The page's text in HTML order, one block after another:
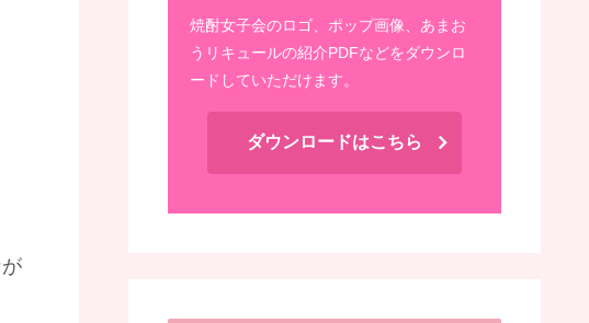
焼酎女子会のロゴ、ポップ画像、あまお
うリキュールの紹介PDFなどをダウンロ
ードしていただけます。
ダウンロードはこちら